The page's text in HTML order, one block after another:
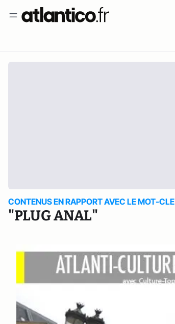
CONTENUS EN RAPPORT AVEC LE MOT-CLE
"PLUG ANAL"